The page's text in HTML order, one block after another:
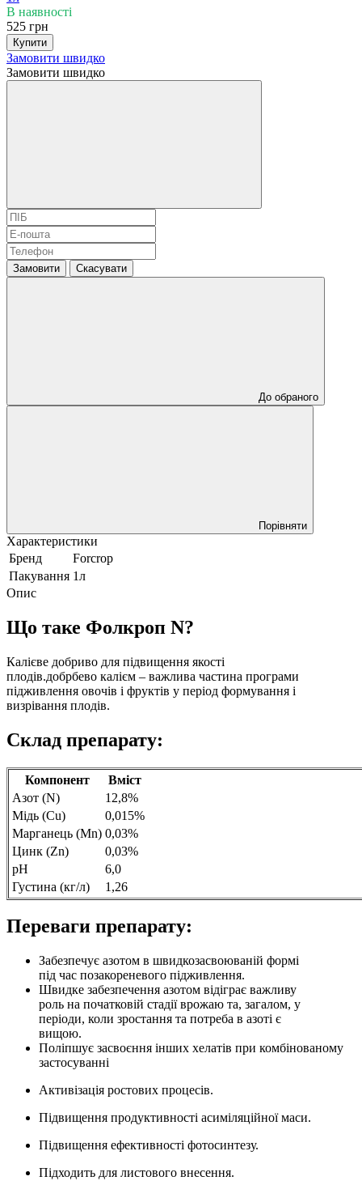
В наявності
525 грн
Купити
Замовити швидко
Замовити швидко
Замовити Скасувати
До обраного
Порівняти
Характеристики
Бренд
Forcrop
Пакування 1л
Опис
Що таке Фолкроп N?
Калієве добриво для підвищення якості
плодів.добрбево калієм – важлива частина програми
підживлення овочів і фруктів у період формування і
визрівання плодів.
Склад препарату:
Компонент
Вміст
Азот (N)
12,8%
Мідь (Cu)
0,015%
Марганець (Mn) 0,03%
Цинк (Zn)
0,03%
pH
6,0
Густина (кг/л)
1,26
Переваги препарату:
Забезпечує азотом в швидкозасвоюваній формі
під час позакореневого підживлення.
Швидке забезпечення азотом відіграє важливу
роль на початковій стадії врожаю та, загалом, у
періоди, коли зростання та потреба в азоті є
вищою.
Поліпшує засвоєння інших хелатів при комбінованому
застосуванні
Активізація ростових процесів.
Підвищення продуктивності асиміляційної маси.
Підвищення ефективності фотосинтезу.
Підходить для листового внесення.